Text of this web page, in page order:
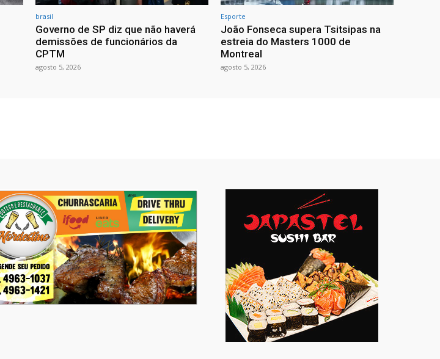
brasil
Governo de SP diz que não haverá
demissões de funcionários da
CPTM
agosto 5, 2026
Esporte
João Fonseca supera Tsitsipas na
estreia do Masters 1000 de
Montreal
agosto 5, 2026